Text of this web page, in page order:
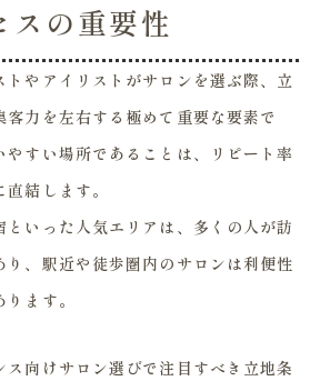
スの重要性
トやアイリストがサロンを選ぶ際、立
力を左右する極めて重要な要素で
すい場所であることは、リピート率
結します。
いった人気エリアは、多くの人が訪
り、駅近や徒歩圏内のサロンは利便性
ます。
向けサロン選びで注目すべき立地条